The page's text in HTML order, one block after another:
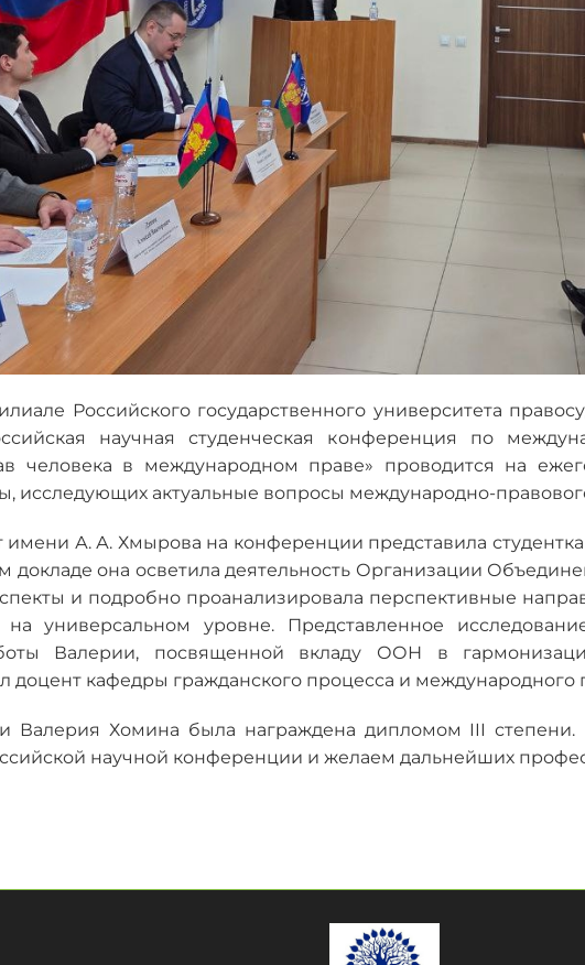
Российского государственного университета
научная студенческая конференция по
человека в международном праве» проводится на
исследующих актуальные вопросы международно-
имени А. А. Хмырова на конференции представила
докладе она осветила деятельность Организации
и подробно проанализировала перспективные
универсальном уровне. Представленное
Валерии, посвященной вкладу ООН в
доцент кафедры гражданского процесса и
Валерия Хомина была награждена дипломом III
научной конференции и желаем дальнейших